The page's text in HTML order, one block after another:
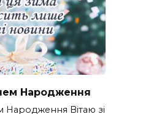
Народження
Вітаю зі